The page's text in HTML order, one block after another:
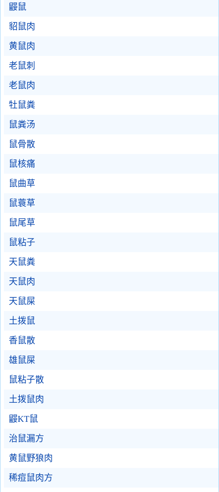
鼹鼠
貂鼠肉
黄鼠肉
老鼠刺
老鼠肉
牡鼠粪
鼠粪汤
鼠骨散
鼠核痛
鼠曲草
鼠蓑草
鼠尾草
鼠粘子
天鼠粪
天鼠肉
天鼠屎
土拨鼠
香鼠散
雄鼠屎
鼠粘子散
土拨鼠肉
鼹KT鼠
治鼠漏方
黄鼠野狼肉
稀痘鼠肉方